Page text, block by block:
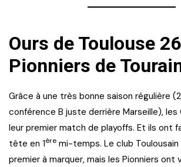
Ours de Toulouse
Pionniers de
Grâce à une très bonne saison régulière (2
conférence B juste derrière Marseille),
leur premier match de playoffs. Et ils ont
tête en 1ère mi-temps. Le club Toulousain
premier à marquer, mais les Pionniers ont